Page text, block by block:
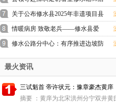
航天创业者卢驭
关于公布修水县2025年非遗项目县
级传承人名单
情暖病房 致敬老兵——修水县爱
国拥军促进会探望
修水公路分中心：有序推进边坡防
护工程，筑牢道
最火资讯
三试魁首 帝许状元：豫章豪杰黄庠
摘要 ：黄庠为北宋洪州分宁双井黄